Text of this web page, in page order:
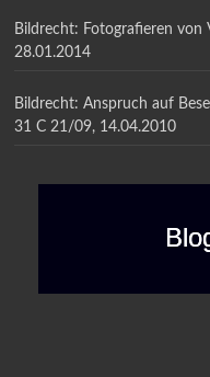
Bildrecht: Fotografieren von
28.01.2014
Bildrecht: Anspruch auf
31 C 21/09, 14.04.2010